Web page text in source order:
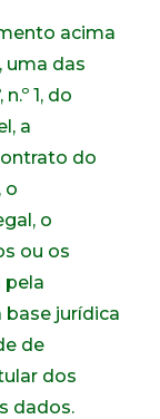
acima
uma das
1, do
a
do
o
o
ou os
pela
base jurídica
de
dos
dados.